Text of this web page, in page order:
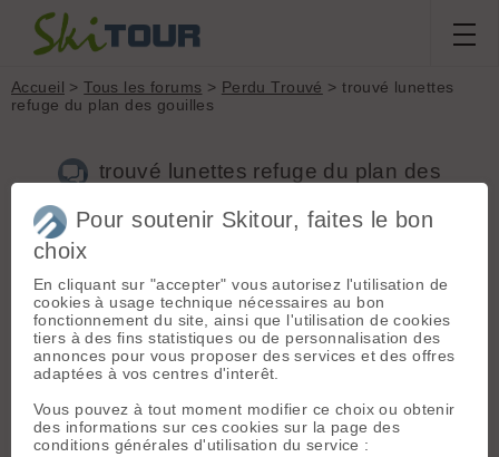
Accueil >Tous les forums > Perdu Trouvé > trouvé lunettes
refuge du plan des gouilles
trouvé lunettes refuge du plan des
A
aaatchoummm[25posts] - Le 17/02/2013 19:18
salut,
une paire de lunettes de vue trouvée samedi 16 fevrier, à
16h47 ou 48 (heure locale)
(c'est la couleur des lunettes, pas mon prénom)
Benjamin
Pour soutenir Skitour, faites le bon
choix
En cliquant sur "accepter" vous autorisez l'utilisation de
cookies à usage technique nécessaires au bon
fonctionnement du site, ainsi que l'utilisation de cookies
tiers à des fins statistiques ou de personnalisation des
annonces pour vous proposer des services et des offres
adaptées à vos centres d'interêt.
Vous pouvez à tout moment modifier ce choix ou obtenir
des informations sur ces cookies sur la page des
conditions générales d'utilisation du service :